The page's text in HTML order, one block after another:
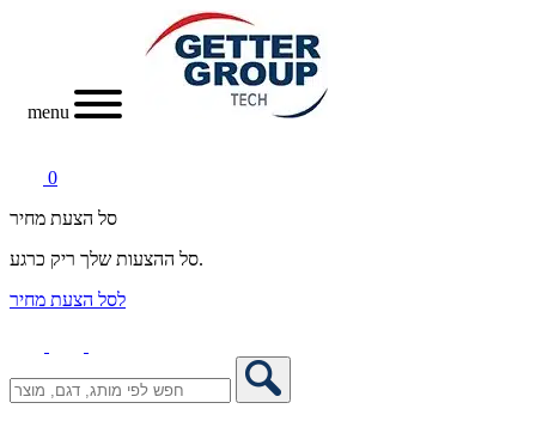
menu
0
סל הצעת מחיר
סל ההצעות שלך ריק כרגע.
לסל הצעת מחיר